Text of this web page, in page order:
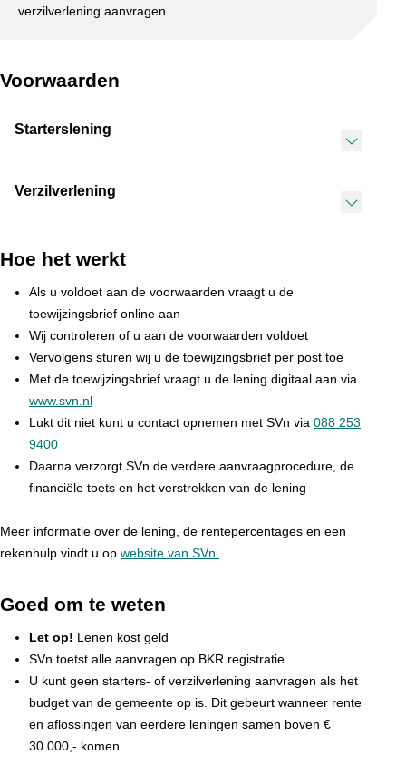
verzilverlening aanvragen.
Voorwaarden
Starterslening
Verzilverlening
Hoe het werkt
Als u voldoet aan de voorwaarden vraagt u de
toewijzingsbrief online aan
Wij controleren of u aan de voorwaarden voldoet
Vervolgens sturen wij u de toewijzingsbrief per post toe
Met de toewijzingsbrief vraagt u de lening digitaal aan via
www.svn.nl
Lukt dit niet kunt u contact opnemen met SVn via 088 253
9400
Daarna verzorgt SVn de verdere aanvraagprocedure, de
financiële toets en het verstrekken van de lening
Meer informatie over de lening, de rentepercentages en een
rekenhulp vindt u op website van SVn.
Goed om te weten
Let op! Lenen kost geld
SVn toetst alle aanvragen op BKR registratie
U kunt geen starters- of verzilverlening aanvragen als het
budget van de gemeente op is. Dit gebeurt wanneer rente
en aflossingen van eerdere leningen samen boven €
30.000,- komen